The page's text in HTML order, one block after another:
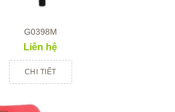
G0398M
Liên hệ
CHI TIẾT